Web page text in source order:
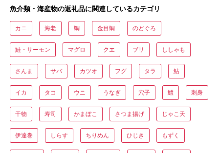
魚介類・海産物の返礼品に関連しているカテゴリ
カニ 海老 鯛 金目鯛 のどぐろ
鮭・サーモン マグロ クエ ブリ ししゃも
さんま サバ カツオ フグ タラ 鮎
イカ タコ ウニ うなぎ 穴子 鱧 刺身
干物 寿司 かまぼこ さつま揚げ じゃこ天
伊達巻 しらす ちりめん ひじき もずく